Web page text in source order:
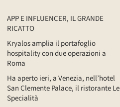
APP E INFLUENCER, IL GRANDE
RICATTO
Kryalos amplia il portafoglio
hospitality con due operazioni a
Roma
Ha aperto ieri, a Venezia, nell’hotel
San Clemente Palace, il ristorante Le
Specialità